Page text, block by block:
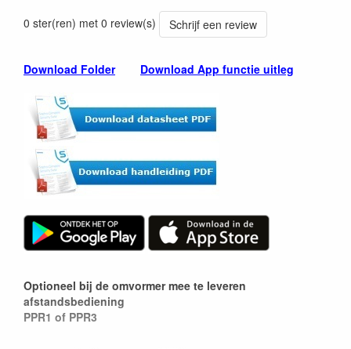
0 ster(ren) met 0 review(s)
Schrijf een review
Download Folder Download App functie uitleg
Optioneel bij de omvormer mee te leveren
afstandsbediening
PPR1 of PPR3